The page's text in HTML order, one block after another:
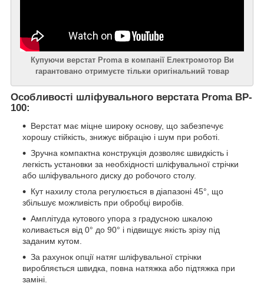
Купуючи верстат Proma в компанії Електромотор Ви
гарантовано отримуєте тільки оригінальний товар
Особливості шліфувального верстата Proma BP-
100:
Верстат має міцне широку основу, що забезпечує
хорошу стійкість, знижує вібрацію і шум при роботі.
Зручна компактна конструкція дозволяє швидкість і
легкість установки за необхідності шліфувальної стрічки
або шліфувального диску до робочого столу.
Кут нахилу стола регулюється в діапазоні 45°, що
збільшує можливість при обробці виробів.
Амплітуда кутового упора з градусною шкалою
коливається від 0° до 90° і підвищує якість зрізу під
заданим кутом.
За рахунок опції натяг шліфувальної стрічки
виробляється швидка, повна натяжка або підтяжка при
заміні.